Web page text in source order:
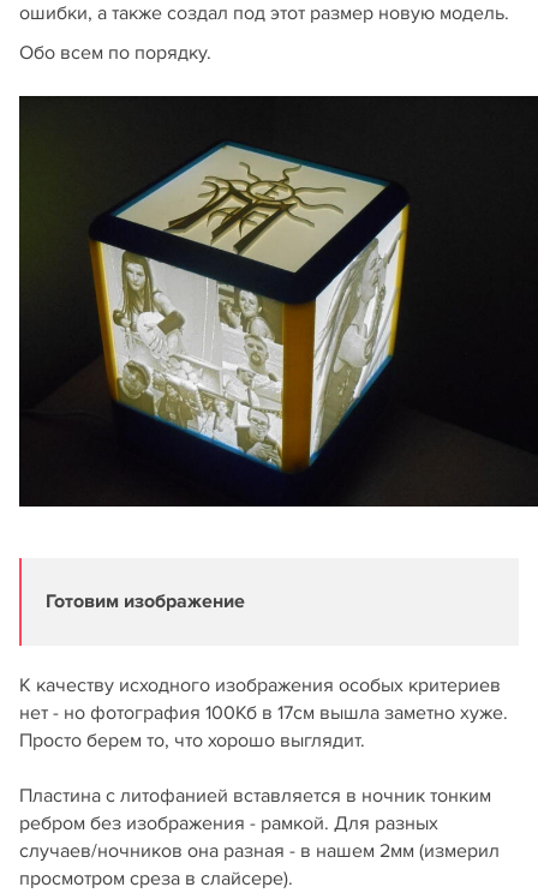
ошибки, а также создал под этот размер новую модель.
Обо всем по порядку.
Готовим изображение
К качеству исходного изображения особых критериев
нет - но фотография 100Кб в 17см вышла заметно хуже.
Просто берем то, что хорошо выглядит.
Пластина с литофанией вставляется в ночник тонким
ребром без изображения - рамкой. Для разных
случаев/ночников она разная - в нашем 2мм (измерил
просмотром среза в слайсере).